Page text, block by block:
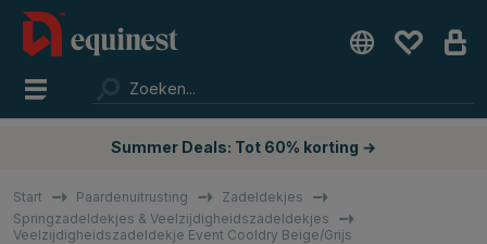
Summer Deals: Tot 60% korting →
Start Paardenuitrusting
Zadeldekjes
Springzadeldekjes & Veelzijdigheidszadeldekjes
Veelzijdigheidszadeldekje Event Cooldry Beige/Grijs